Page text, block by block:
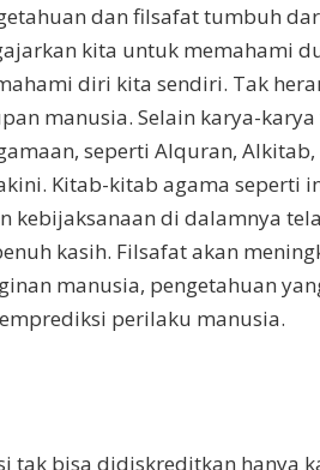
dan filsafat tumbuh
kita untuk memahami
diri kita sendiri. Tak
manusia. Selain karya-
seperti Alquran,
Kitab-kitab agama seperti
kebijaksanaan di dalamnya
kasih. Filsafat akan
manusia, pengetahuan
perilaku manusia.
tak bisa didiskreditkan hanya